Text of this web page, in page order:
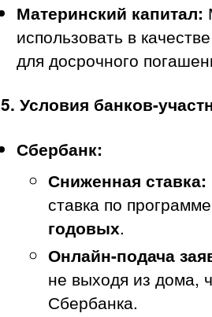
Материнский капитал:
использовать в
для досрочного
5. Условия банков-
Сбербанк:
Сниженная ставка:
ставка по
годовых.
Онлайн-подача
не выходя из дома,
Сбербанка.